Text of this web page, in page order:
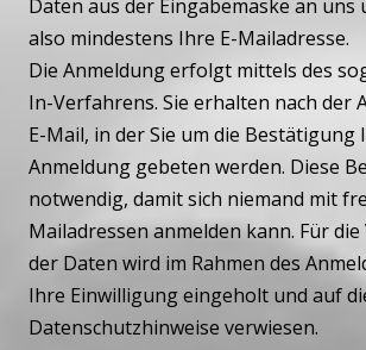
Daten aus der Eingabemaske an
also mindestens Ihre E-Mailadresse.
Die Anmeldung erfolgt mittels des
In-Verfahrens. Sie erhalten nach der
E-Mail, in der Sie um die Bestätigung
Anmeldung gebeten werden. Diese
notwendig, damit sich niemand mit
Mailadressen anmelden kann. Für
der Daten wird im Rahmen des
Ihre Einwilligung eingeholt und auf
Datenschutzhinweise verwiesen.